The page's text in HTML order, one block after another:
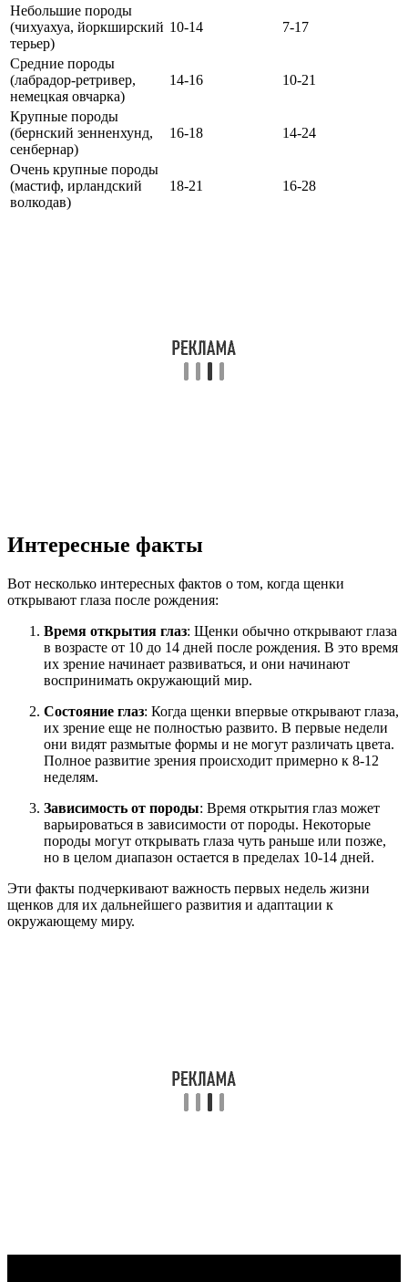
Небольшие породы
(чихуахуа, йоркширский
терьер)
10-14 7-17
Средние породы
(лабрадор-ретривер,
немецкая овчарка)
14-16 10-21
Крупные породы
(бернский зенненхунд,
сенбернар)
16-18 14-24
Очень крупные породы
(мастиф, ирландский
волкодав)
18-21 16-28
Интересные факты
Вот несколько интересных фактов о том, когда щенки
открывают глаза после рождения:
Время открытия глаз: Щенки обычно открывают глаза
в возрасте от 10 до 14 дней после рождения. В это время
их зрение начинает развиваться, и они начинают
воспринимать окружающий мир.
Состояние глаз: Когда щенки впервые открывают глаза,
их зрение еще не полностью развито. В первые недели
они видят размытые формы и не могут различать цвета.
Полное развитие зрения происходит примерно к 8-12
неделям.
Зависимость от породы: Время открытия глаз может
варьироваться в зависимости от породы. Некоторые
породы могут открывать глаза чуть раньше или позже,
но в целом диапазон остается в пределах 10-14 дней.
Эти факты подчеркивают важность первых недель жизни
щенков для их дальнейшего развития и адаптации к
окружающему миру.